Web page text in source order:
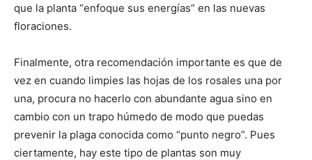
que la planta “enfoque sus energías” en las nuevas
floraciones.
Finalmente, otra recomendación importante es que de
vez en cuando limpies las hojas de los rosales una por
una, procura no hacerlo con abundante agua sino en
cambio con un trapo húmedo de modo que puedas
prevenir la plaga conocida como “punto negro”. Pues
ciertamente, hay este tipo de plantas son muy